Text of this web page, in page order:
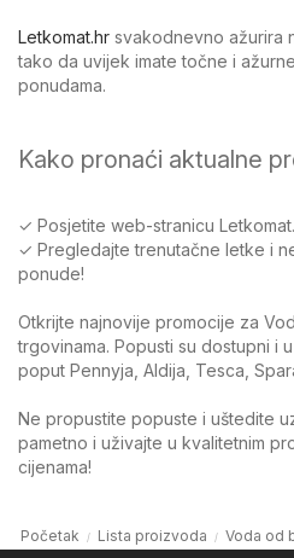
Letkomat.hr svakodnevno ažurira
tako da uvijek imate točne i
ponudama.
Kako pronaći aktualne
✓ Posjetite web-stranicu
✓ Pregledajte trenutačne letke i
ponude!
Otkrijte najnovije promocije za
trgovinama. Popusti su dostupni i
poput Pennyja, Aldija, Tesca,
Ne propustite popuste i uštedite
pametno i uživajte u kvalitetnim
cijenama!
Početak Lista proizvoda Voda od